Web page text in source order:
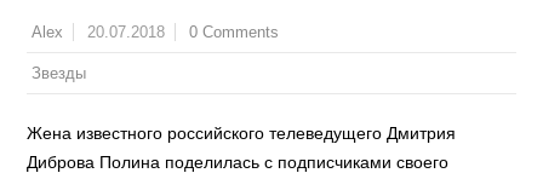
Alex 20.07.2018 0 Comments
Звезды
Жена известного российского телеведущего Дмитрия
Диброва Полина поделилась с подписчиками своего